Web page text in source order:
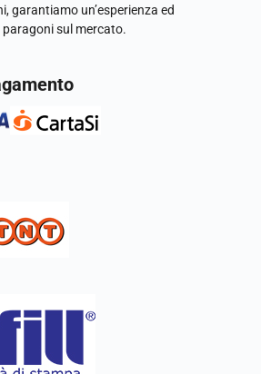
garantiamo un’esperienza ed
paragoni sul mercato.